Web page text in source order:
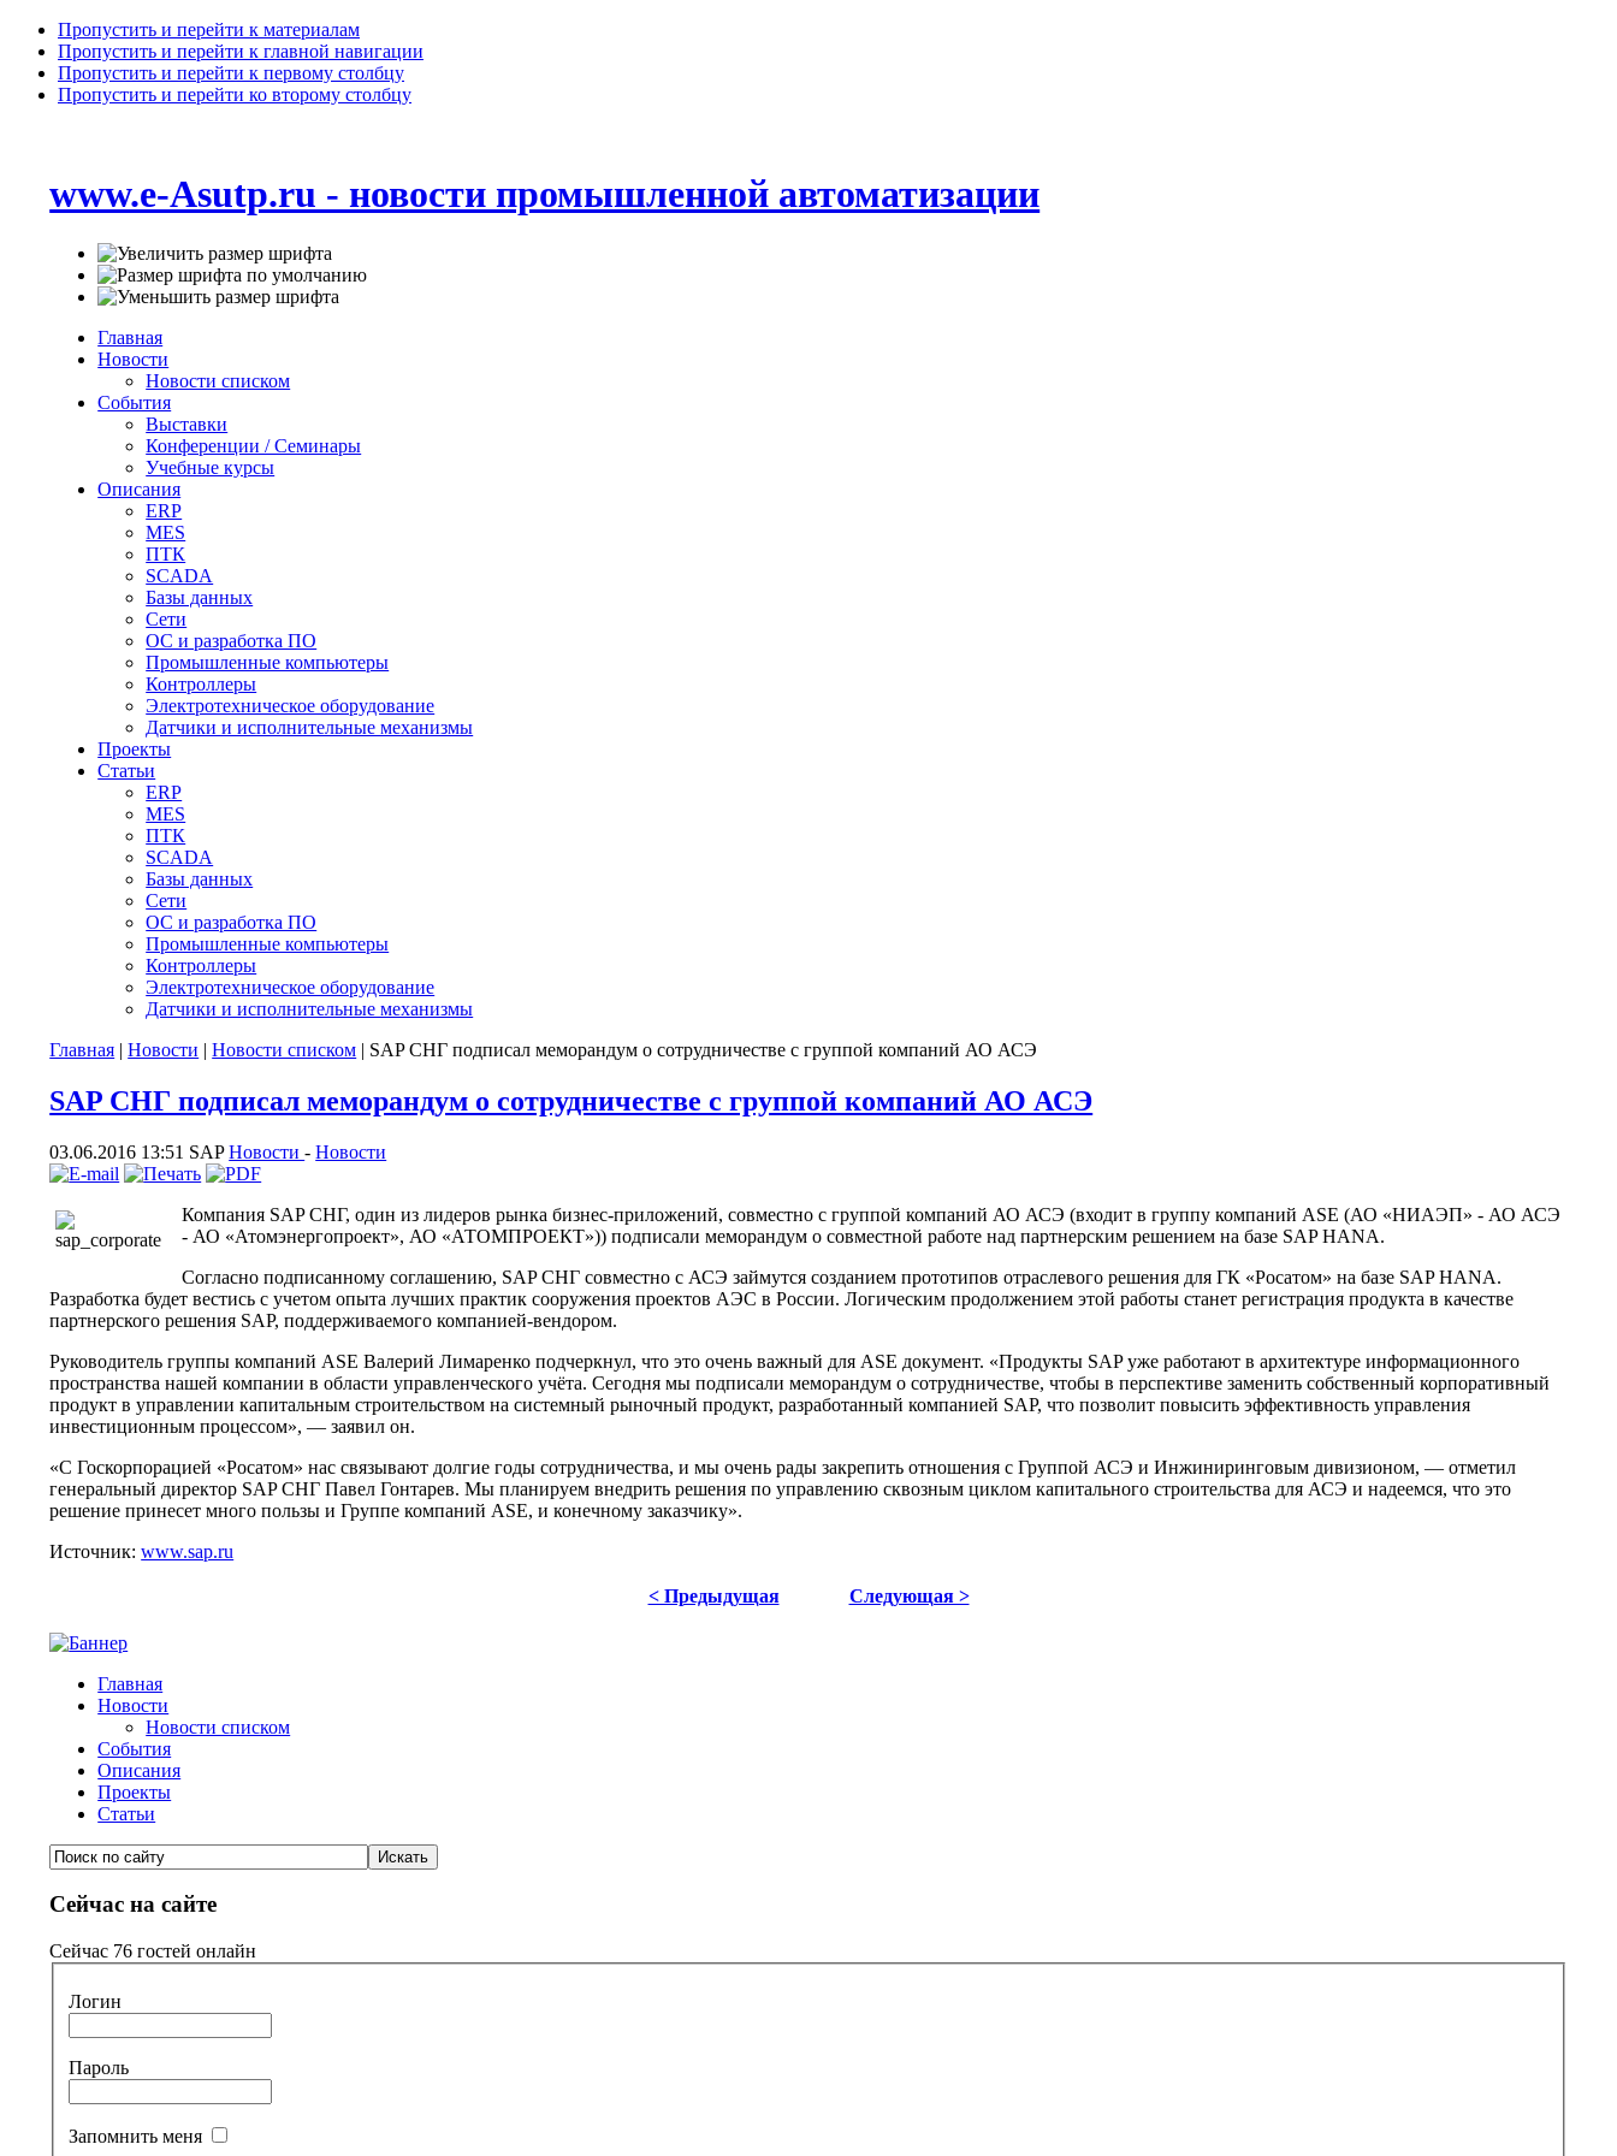
Пропустить и перейти к материалам
Пропустить и перейти к главной навигации
Пропустить и перейти к первому столбцу
Пропустить и перейти ко второму столбцу
www.e-Asutp.ru - новости промышленной автоматизации
Главная
Новости
Новости списком
События
Выставки
Конференции / Семинары
Учебные курсы
Описания
ERP
MES
ПТК
SCADA
Базы данных
Сети
ОС и разработка ПО
Промышленные компьютеры
Контроллеры
Электротехническое оборудование
Датчики и исполнительные механизмы
Проекты
Статьи
ERP
MES
ПТК
SCADA
Базы данных
Сети
ОС и разработка ПО
Промышленные компьютеры
Контроллеры
Электротехническое оборудование
Датчики и исполнительные механизмы
Главная |Новости |Новости списком | SAP СНГ подписал меморандум о сотрудничестве с группой компаний АО АСЭ
SAP СНГ подписал меморандум о сотрудничестве с группой компаний АО АСЭ
03.06.2016 13:51 SAPНовости-Новости
Компания SAP СНГ, один из лидеров рынка бизнес-приложений, совместно с группой компаний АО АСЭ (входит в группу компаний ASE (АО «НИАЭП» - АО АСЭ
- АО «Атомэнергопроект», АО «АТОМПРОЕКТ»)) подписали меморандум о совместной работе над партнерским решением на базе SAP HANA.
Согласно подписанному соглашению, SAP СНГ совместно с АСЭ займутся созданием прототипов отраслевого решения для ГК «Росатом» на базе SAP HANA.
Разработка будет вестись с учетом опыта лучших практик сооружения проектов АЭС в России. Логическим продолжением этой работы станет регистрация продукта в качестве
партнерского решения SAP, поддерживаемого компанией-вендором.
Руководитель группы компаний ASE Валерий Лимаренко подчеркнул, что это очень важный для ASE документ. «Продукты SAP уже работают в архитектуре информационного
пространства нашей компании в области управленческого учёта. Сегодня мы подписали меморандум о сотрудничестве, чтобы в перспективе заменить собственный корпоративный
продукт в управлении капитальным строительством на системный рыночный продукт, разработанный компанией SAP, что позволит повысить эффективность управления
инвестиционным процессом», — заявил он.
«С Госкорпорацией «Росатом» нас связывают долгие годы сотрудничества, и мы очень рады закрепить отношения с Группой АСЭ и Инжиниринговым дивизионом, — отметил
генеральный директор SAP СНГ Павел Гонтарев. Мы планируем внедрить решения по управлению сквозным циклом капитального строительства для АСЭ и надеемся, что это
решение принесет много пользы и Группе компаний ASE, и конечному заказчику».
Источник:www.sap.ru
< Предыдущая Следующая >
Главная
Новости
Новости списком
События
Описания
Проекты
Статьи
Сейчас на сайте
Сейчас 76 гостей онлайн
Логин
Пароль
Запомнить меня